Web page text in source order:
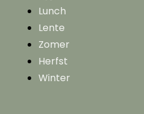
Lunch
Lente
Zomer
Herfst
Winter